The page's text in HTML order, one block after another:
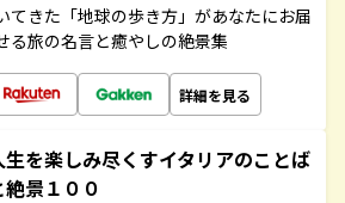
てきた「地球の歩き方」があなたにお届
る旅の名言と癒やしの絶景集
詳細を見る
生を楽しみ尽くすイタリアのことば
絶景１００